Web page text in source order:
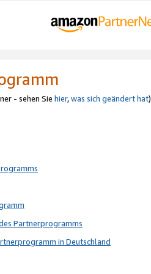
- sehen Sie hier,was sich geändert hat)
Partnerprogramms
in Deutschland